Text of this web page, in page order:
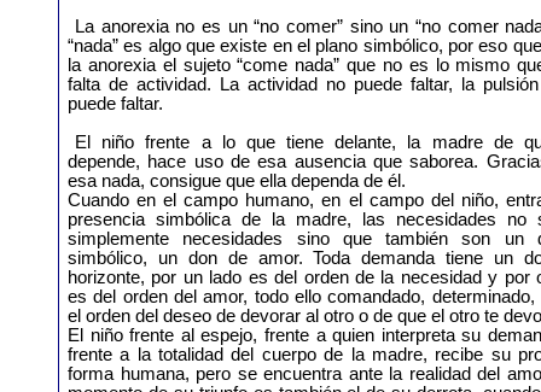
La anorexia no es un “no comer” sino un “no comer
“nada” es algo que existe en el plano simbólico, por eso
la anorexia el sujeto “come nada” que no es lo mismo
falta de actividad. La actividad no puede faltar, la
puede faltar.
El niño frente a lo que tiene delante, la madre de
depende, hace uso de esa ausencia que saborea.
esa nada, consigue que ella dependa de él.
Cuando en el campo humano, en el campo del niño,
presencia simbólica de la madre, las necesidades no
simplemente necesidades sino que también son un
simbólico, un don de amor. Toda demanda tiene un
horizonte, por un lado es del orden de la necesidad y por
es del orden del amor, todo ello comandado, determinado,
el orden del deseo de devorar al otro o de que el otro te
El niño frente al espejo, frente a quien interpreta su
frente a la totalidad del cuerpo de la madre, recibe su
forma humana, pero se encuentra ante la realidad del